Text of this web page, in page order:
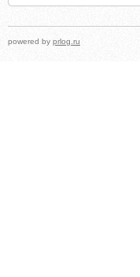
powered by prlog.ru